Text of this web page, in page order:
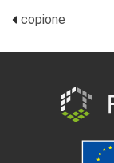
copione